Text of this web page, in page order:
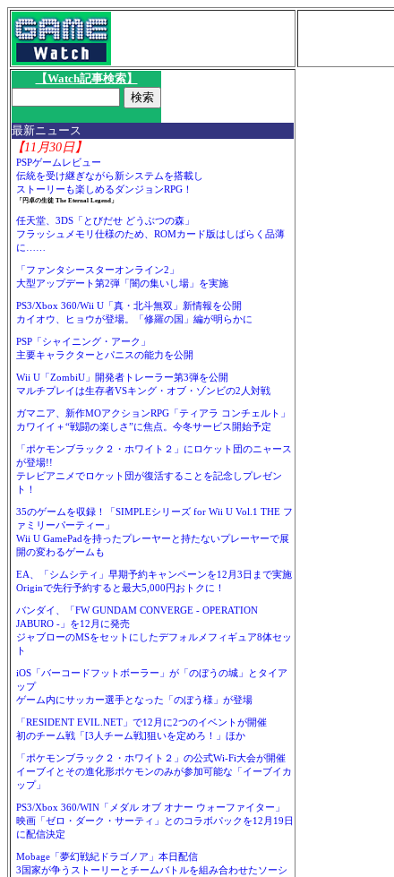
【Watch記事検索】
最新ニュース
【11月30日】
PSPゲームレビュー
伝統を受け継ぎながら新システムを搭載し
ストーリーも楽しめるダンジョンRPG！
「円卓の生徒 The Eternal Legend」
任天堂、3DS「とびだせ どうぶつの森」
フラッシュメモリ仕様のため、ROMカード版はしばらく品薄
に……
「ファンタシースターオンライン2」
大型アップデート第2弾「闇の集いし場」を実施
PS3/Xbox 360/Wii U「真・北斗無双」新情報を公開
カイオウ、ヒョウが登場。「修羅の国」編が明らかに
PSP「シャイニング・アーク」
主要キャラクターとパニスの能力を公開
Wii U「ZombiU」開発者トレーラー第3弾を公開
マルチプレイは生存者VSキング・オブ・ゾンビの2人対戦
ガマニア、新作MOアクションRPG「ティアラ コンチェルト」
カワイイ＋“戦闘の楽しさ”に焦点。今冬サービス開始予定
「ポケモンブラック２・ホワイト２」にロケット団のニャース
が登場!!
テレビアニメでロケット団が復活することを記念しプレゼン
ト！
35のゲームを収録！「SIMPLEシリーズ for Wii U Vol.1 THE フ
ァミリーパーティー」
Wii U GamePadを持ったプレーヤーと持たないプレーヤーで展
開の変わるゲームも
EA、「シムシティ」早期予約キャンペーンを12月3日まで実施
Originで先行予約すると最大5,000円おトクに！
バンダイ、「FW GUNDAM CONVERGE - OPERATION
JABURO -」を12月に発売
ジャブローのMSをセットにしたデフォルメフィギュア8体セッ
ト
iOS「バーコードフットボーラー」が「のぼうの城」とタイア
ップ
ゲーム内にサッカー選手となった「のぼう様」が登場
「RESIDENT EVIL.NET」で12月に2つのイベントが開催
初のチーム戦「[3人チーム戦]狙いを定めろ！」ほか
「ポケモンブラック２・ホワイト２」の公式Wi-Fi大会が開催
イーブイとその進化形ポケモンのみが参加可能な「イーブイカ
ップ」
PS3/Xbox 360/WIN「メダル オブ オナー ウォーファイター」
映画「ゼロ・ダーク・サーティ」とのコラボパックを12月19日
に配信決定
Mobage「夢幻戦紀ドラゴノア」本日配信
3国家が争うストーリーとチームバトルを組み合わせたソーシ